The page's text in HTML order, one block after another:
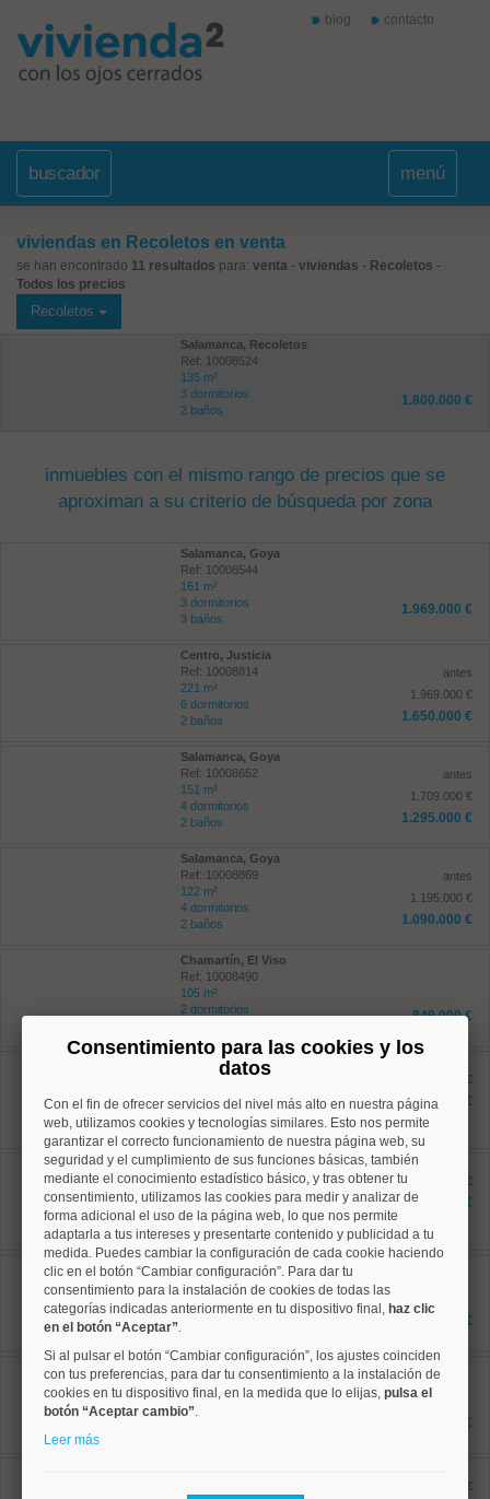
blog contacto
buscador menú
viviendas en Recoletos en venta
se han encontrado 11 resultados para: venta - viviendas - Recoletos -
Todos los precios
Recoletos
Salamanca, Recoletos
Ref: 10008524
135 m²
3 dormitorios
2 baños
1.800.000 €
inmuebles con el mismo rango de precios que se
aproximan a su criterio de búsqueda por zona
Salamanca, Goya
Ref: 10008544
161 m²
3 dormitorios
3 baños
1.969.000 €
Centro, Justicia
Ref: 10008814
221 m²
6 dormitorios
2 baños
antes
1.969.000 €
1.650.000 €
Salamanca, Goya
Ref: 10008652
151 m²
4 dormitorios
2 baños
antes
1.709.000 €
1.295.000 €
Salamanca, Goya
Ref: 10008869
122 m²
4 dormitorios
2 baños
antes
1.195.000 €
1.090.000 €
Chamartín, El Viso
Ref: 10008490
105 m²
2 dormitorios
849.000 €
Salamanca, Lista
Ref: 10008850
3 dormitorios
2 baños
antes 620.000 €
585.000 €
Salamanca, Goya
Ref: 10008816
73 m²
2 dormitorios
1 baños
antes 649.000 €
576.900 €
Salamanca, Goya
Ref: 10008940
59 m²
1 dormitorios
1 baños
549.000 €
Salamanca, Goya
Ref: 10008512
42.84 m²
2 dormitorios
414.000 €
antes 369.000 €
Consentimiento para las cookies y los
datos
Con el fin de ofrecer servicios del nivel más alto en nuestra página
web, utilizamos cookies y tecnologías similares. Esto nos permite
garantizar el correcto funcionamiento de nuestra página web, su
seguridad y el cumplimiento de sus funciones básicas, también
mediante el conocimiento estadístico básico, y tras obtener tu
consentimiento, utilizamos las cookies para medir y analizar de
forma adicional el uso de la página web, lo que nos permite
adaptarla a tus intereses y presentarte contenido y publicidad a tu
medida. Puedes cambiar la configuración de cada cookie haciendo
clic en el botón “Cambiar configuración”. Para dar tu
consentimiento para la instalación de cookies de todas las
categorías indicadas anteriormente en tu dispositivo final, haz clic
en el botón “Aceptar”.
Si al pulsar el botón “Cambiar configuración”, los ajustes coinciden
con tus preferencias, para dar tu consentimiento a la instalación de
cookies en tu dispositivo final, en la medida que lo elijas, pulsa el
botón “Aceptar cambio”.
Leer más